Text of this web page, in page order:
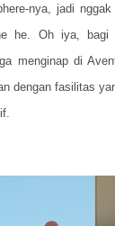
nya, jadi
he. Oh iya, bagi
menginap di
dengan fasilitas